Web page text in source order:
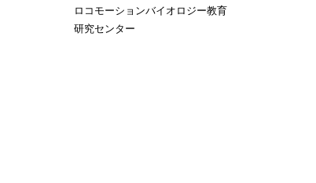
ロコモーションバイオロジー教育
研究センター